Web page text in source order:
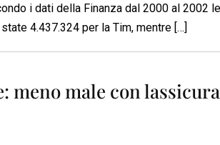
i dati della Finanza dal 2000 al
4.437.324 per la Tim, mentre […]
male con